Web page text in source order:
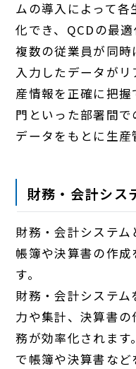
ムの導入によって
化でき、QCDの最適
複数の従業員が同時
入力したデータが
産情報を正確に把
門といった部署間
データをもとに生産
財務・会計シス
財務・会計システム
帳簿や決算書の作
す。
財務・会計システ
力や集計、決算書
務が効率化されます
で帳簿や決算書な